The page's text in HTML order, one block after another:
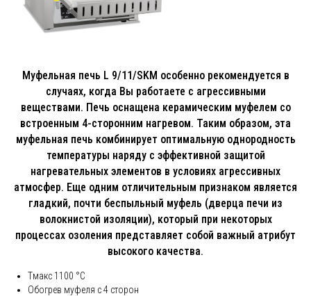
Муфельная печь L 9/11/SKM особенно рекомендуется в
случаях, когда Вы работаете с агрессивными
веществами. Печь оснащена керамическим муфелем со
встроенным 4-сторонним нагревом. Таким образом, эта
муфельная печь комбинирует оптимальную oднородность
температуры наряду с эффективной защитой
нагревательных элементов в условиях агрессивных
атмосфер. Еще одним отличительным признаком является
гладкий, почти беспыльный муфель (дверца печи из
волокнистой изоляции), который при некоторых
процессах озоления представляет собой важный атрибут
высокого качества.
Tмакс 1100 °C
Обогрев муфеля с 4 сторон